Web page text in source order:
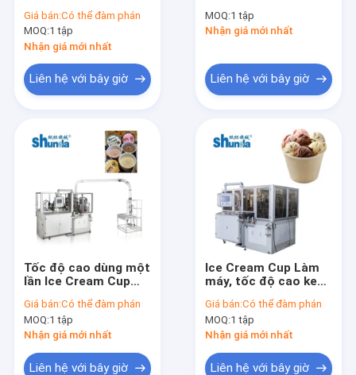
Machine Với theo dõi
quang điện
Giá bán:Có thể đàm phán
MOQ:1 tập
Nhận giá mới nhất
Liên hệ với bây giờ
tự động siêu âm
MOQ:1 tập
Nhận giá mới nhất
Liên hệ với bây giờ
Tốc độ cao dùng một
lần Ice Cream Cup
Đường dây Với PLC
điều khiển và hệ
thống khí nóng
Giá bán:Có thể đàm phán
MOQ:1 tập
Nhận giá mới nhất
Liên hệ với bây giờ
Ice Cream Cup Làm
máy, tốc độ cao kem
automaticl và kiểm
soát kỹ thuật số
Giá bán:Có thể đàm phán
MOQ:1 tập
Nhận giá mới nhất
Liên hệ với bây giờ